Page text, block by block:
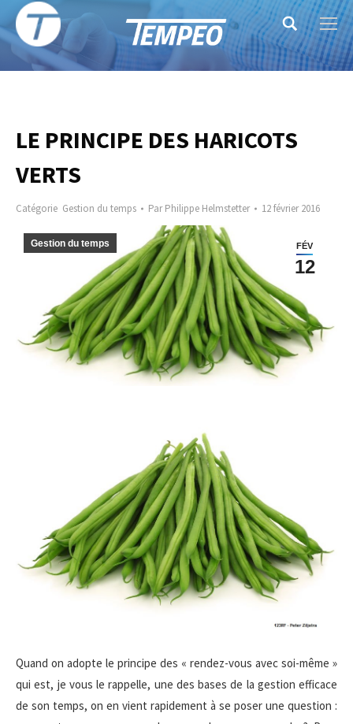
Search:
LE PRINCIPE DES HARICOTS
VERTS
Catégorie Gestion du temps ParPhilippe Helmstetter 12 février 2016
FÉV
12
Gestion du temps
Quand on adopte le principe des « rendez-vous avec soi-même »
qui est, je vous le rappelle, une des bases de la gestion efficace
de son temps, on en vient rapidement à se poser une question :